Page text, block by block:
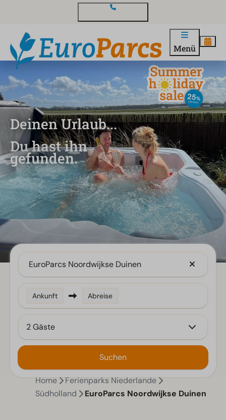
Menü
Deinen Urlaub...
Du hast ihn
gefunden.
EuroParcs Noordwijkse Duinen
Ankunft Abreise
2 Gäste
Suchen
Home
Ferienparks Niederlande
Südholland
EuroParcs Noordwijkse Duinen